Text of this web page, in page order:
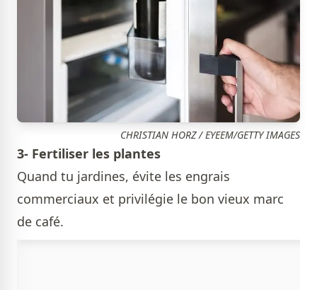
CHRISTIAN HORZ / EYEEM/GETTY IMAGES
3- Fertiliser les plantes
Quand tu jardines, évite les engrais
commerciaux et privilégie le bon vieux marc
de café.